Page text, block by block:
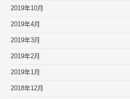
2019年10月
2019年4月
2019年3月
2019年2月
2019年1月
2018年12月